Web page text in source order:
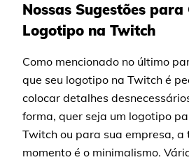
Nossas Sugestões
Logotipo na Twitch
Como mencionado no último
que seu logotipo na Twitch é
colocar detalhes
forma, quer seja um logotipo
Twitch ou para sua empresa, a
momento é o minimalismo.